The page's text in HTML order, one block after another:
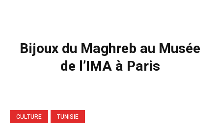
Bijoux du Maghreb au Musée
de l’IMA à Paris
CULTURE TUNISIE